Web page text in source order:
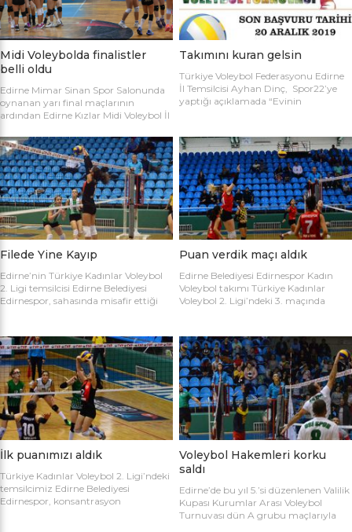
Midi Voleybolda finalistler
belli oldu
Edirne Mimar Sinan Spor Salonunda
oynanan yarı final maçlarının
ardından Edirne Kızlar Midi Voleybol İl
oynamaya hak kazanan takımlar
belirlendi. İlk oynanan yarı final
maçında Atletik Trakya takımını 25-
17, 25-7 ve 25-20’lik setlerle 3-0
mağlup eden Keşan Yıldızı takımı
finale adını ilk yazdıran takım oldu.
Oynanan ikinci maçta Avrupa
Yıldızları ile Kırcasalih […]
Takımını kuran gelsin
Türkiye Voleybol Federasyonu Edirne
İl Temsilcisi Ayhan Dinç, Spor22’ye
yaptığı açıklamada “Evinin
Temsilciliği olarak “Evinin Sultanları”
ismiyle Kadın Voleybol Turnuvası
organize ediliyor. 18 yaşını doldurmuş
tüm kadınların katılımına açık olan
turnuvaya katılım için takım
kaptanlarının sporcu listesini sağlık
raporlarıyla(sağlık ocağından
alınması yeterli) birlikte Gençlik Spor
İl […]
Filede Yine Kayıp
Edirne’nin Türkiye Kadınlar Voleybol
2. Ligi temsilcisi Edirne Belediyesi
Edirnespor, sahasında misafir ettiği
temsilcimiz Edirne Belediyesi
Edirnespor, Mimar Sinan Spor
Salonu’nda Manisa Salihli
Belediyespor’la karşılaştı. Takımlar
sahaya şu kadrolarla çıktılar: Edirne
Belediyesi Edirnespor: Simge, Edanur,
Sibel, Cere, Simge, Yaren, Halime,
Selay, Kübra, Deniz Salihli Belediye
Spor: […]
Puan verdik maçı aldık
Edirne Belediyesi Edirnespor Kadın
Voleybol takımı Türkiye Kadınlar
Voleybol 2. Ligi’ndeki 3. maçında
Salonu’nda Metin Demirbağ ve
Emrah Baran’ın yönettiği
karşılaşmaya takımlar şu kadrolarla
çıktılar: EDİRNESPOR: Simge
Gülağız, Edanur Bayraklı, Sibel Mert,
Ceren Atica, Simge Erden, S. Yaren
Tank, Halime Akay, Selay Çalışkan,
Büşra […]
İlk puanımızı aldık
Türkiye Kadınlar Voleybol 2. Ligi’ndeki
temsilcimiz Edirne Belediyesi
Edirnespor, konsantrasyon
Voleybol Hakemleri korku
saldı
Edirne’de bu yıl 5.’si düzenlenen Valilik
Kupası Kurumlar Arası Voleybol
Turnuvası dün A grubu maçlarıyla